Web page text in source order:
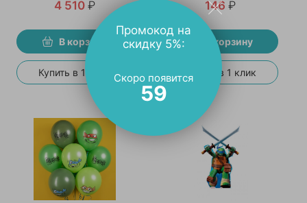
4 510 ₽
В корзину
Купить в 1 клик
146 ₽
В корзину
Купить в 1 клик
Промокод на
скидку 5%:
Скоро появится
59